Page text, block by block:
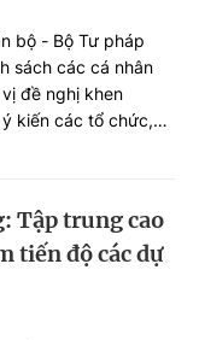
bộ - Bộ Tư pháp
sách các cá nhân
đề nghị khen
kiến các tổ chức,
Tập trung cao
tiến độ các dự